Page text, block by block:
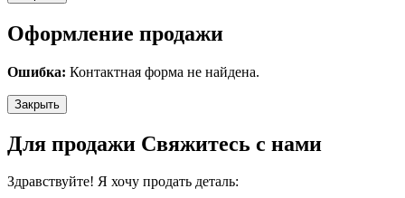
Оформление продажи
Ошибка: Контактная форма не найдена.
Закрыть
Для продажи Свяжитесь с нами
Здравствуйте! Я хочу продать деталь: